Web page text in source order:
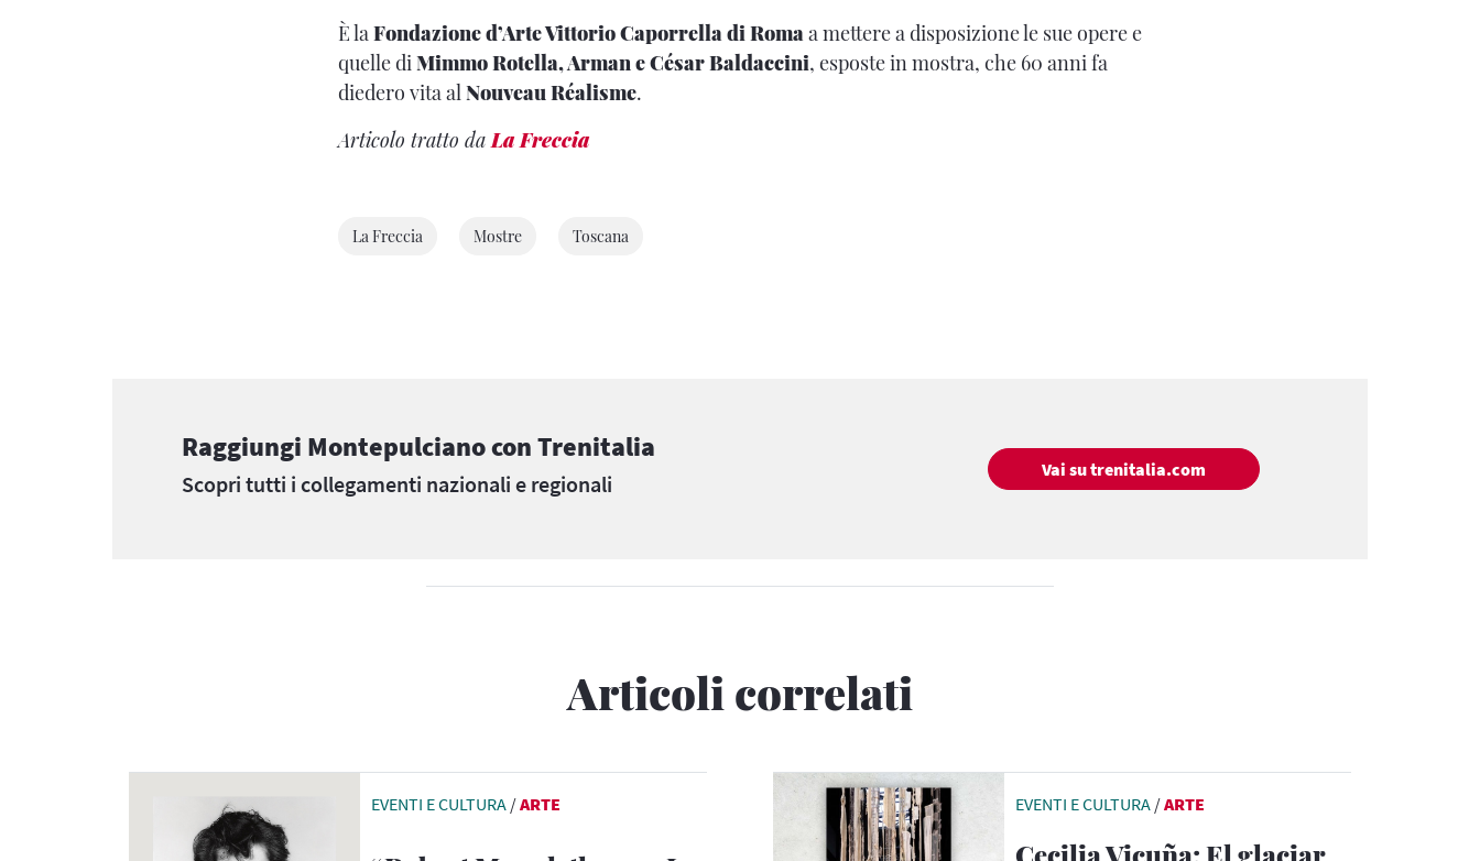
È laFondazione d’Arte Vittorio Caporrella di Romaa mettere a disposizione le sue opere e
quelle diMimmo Rotella, Arman e César Baldaccini, esposte in mostra, che 60 anni fa
diedero vita alNouveau Réalisme.
Articolo tratto daLa Freccia
La Freccia Mostre Toscana
Raggiungi Montepulciano con Trenitalia
Scopri tutti i collegamenti nazionali e regionali
Vai su trenitalia.com
Articoli correlati
EVENTI E CULTURA /ARTE EVENTI E CULTURA /ARTE
Cecilia Vicuña: El glaciar